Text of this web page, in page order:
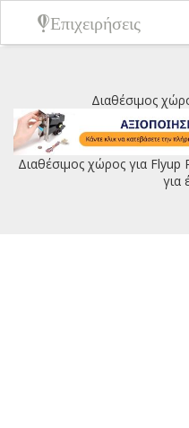
Διαθέσιμος
Διαθέσιμος χώρος για
για
Επιχειρήσεις